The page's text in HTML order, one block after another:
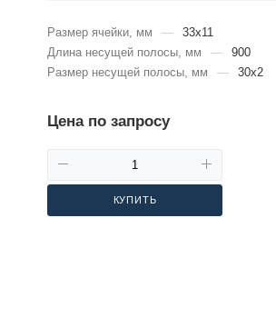
Размер ячейки, мм —
33х11
Длина несущей полосы, мм
—
900
Размер несущей полосы, мм
— 30х2
Цена по запросу
КУПИТЬ